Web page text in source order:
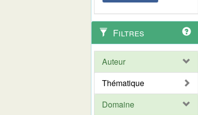
Filtres
Auteur
Thématique
Domaine